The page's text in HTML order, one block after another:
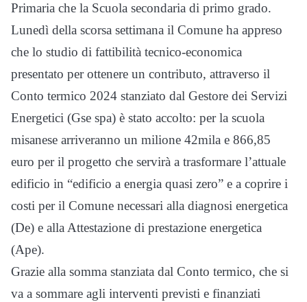
Primaria che la Scuola secondaria di primo grado.
Lunedì della scorsa settimana il Comune ha appreso
che lo studio di fattibilità tecnico-economica
presentato per ottenere un contributo, attraverso il
Conto termico 2024 stanziato dal Gestore dei Servizi
Energetici (Gse spa) è stato accolto: per la scuola
misanese arriveranno un milione 42mila e 866,85
euro per il progetto che servirà a trasformare l’attuale
edificio in “edificio a energia quasi zero” e a coprire i
costi per il Comune necessari alla diagnosi energetica
(De) e alla Attestazione di prestazione energetica
(Ape).
Grazie alla somma stanziata dal Conto termico, che si
va a sommare agli interventi previsti e finanziati